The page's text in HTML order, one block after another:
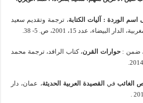
الوردة : آليات الكتابة، ترجمة وتقديم سعيد
الدار البيضاء، عدد 15، 2001، ص. 5- 38.
ضمن :حوارات القرن، كتاب الرافد، ترجمة محمد
الغائبفي القصيدة العربية الحديثة، عمان، دار